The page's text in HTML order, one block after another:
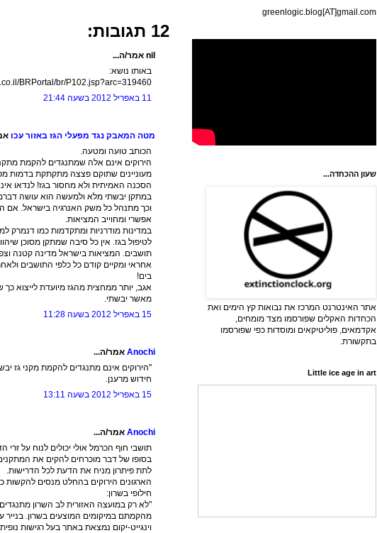
12 תגובות:
nil אמר/ה...
באותו נושא:
BRPortal/br/P102.jsp?arc=319460
11 באפריל 2012 בשעה 21:44
מטה המאבק נגד מפעלי הגז באזור עכו
הכותב טועה ומטעה.
הירוקים אינם אלה שמתנגדים להקמת
מעוניינים שתוקם פצצה מתקתקת בדמות
הסכנה האמיתית ולא מחסור בגז! לנדאו
במתקן יבשתי מלא ולמעשה הוא עושה דברם
וכך מתנהל כל משק האנרגיה בישראל. אם
אפשרי ומחוייב המציאות.
לטיפול בגז. אין כל סיבה שמתקן מסוכן
תושבים. המציאות בישראל מדינה קטנה
אחראי ומקיים קודם כל כלפי התושבים
בים!
אגב, יותר ממחצית מהגז מיועדת לייצוא כך
מאשר יבשתי.
15 באפריל 2012 בשעה 11:28
Anochi אמר/ה...
"הירוקים אינם מתנגדים להקמת מקני גז
חידוש מרענן.
15 באפריל 2012 בשעה 13:11
Anochi אמר/ה...
תושבי חוף הכרמל אולי יכולים לנוח על
בסופו של דבר מוכרחים להקים את המתקנים
לתת פיתרון מניח את הדעת לכל הדרישות.
הארגונים הירוקים בהחלט מנסים להקשות
חילופי בשרון:
"לא רק במועצה האזורית לב השרון
מהקמתם במיקומים המוצעים בשרון.
וינגייט-יקום נמצאת באתר בעל רגישות
greenlogic.blog[AT]gmail.com
שעון ההכחדה...
אתר האינטרנט המרכז את נבואות קץ הימים ואת
הכחדות האקלים שפורסמו מצד מומחים,
אקדמאים, פוליטיקאים ומוסדות כפי שפורסמו
בתקשורת.
Little ice age in art